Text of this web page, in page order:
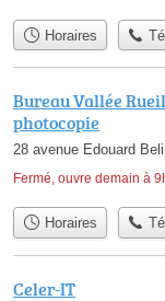
Horaires
Bureau Vallée
photocopie
28 avenue Edouard
Fermé, ouvre demain à
Horaires
Celer-IT